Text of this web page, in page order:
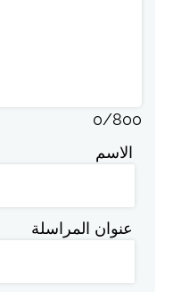
0/800
الاسم
عنوان المراسلة